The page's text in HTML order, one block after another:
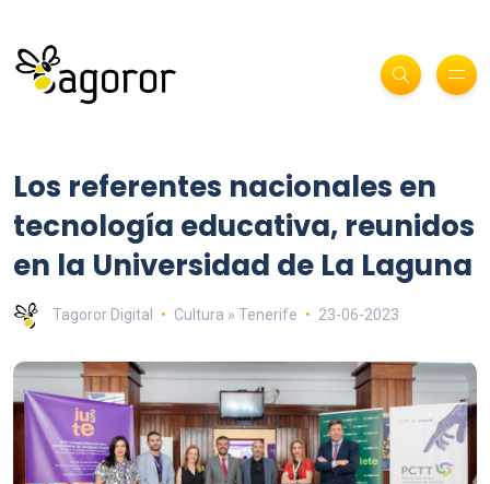
Los referentes nacionales en
tecnología educativa, reunidos
en la Universidad de La Laguna
Tagoror Digital Cultura » Tenerife 23-06-2023